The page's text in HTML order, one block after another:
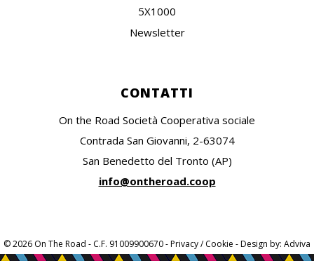
5X1000
Newsletter
CONTATTI
On the Road Società Cooperativa sociale
Contrada San Giovanni, 2-63074
San Benedetto del Tronto (AP)
info@ontheroad.coop
© 2026 On The Road - C.F. 91009900670 -Privacy / Cookie - Design by: Adviva